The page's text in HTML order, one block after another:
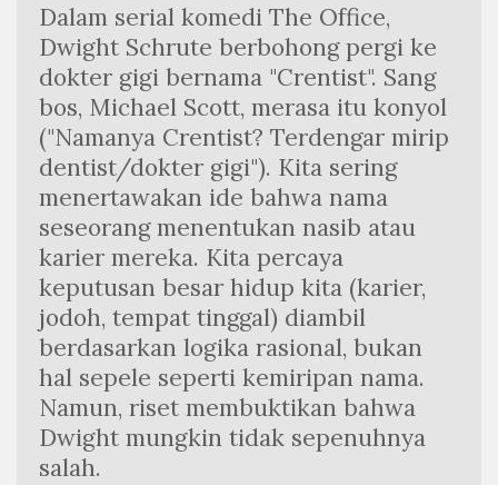
Dalam serial komedi The Office,
Dwight Schrute berbohong pergi ke
dokter gigi bernama "Crentist". Sang
bos, Michael Scott, merasa itu konyol
("Namanya Crentist? Terdengar mirip
dentist/dokter gigi"). Kita sering
menertawakan ide bahwa nama
seseorang menentukan nasib atau
karier mereka. Kita percaya
keputusan besar hidup kita (karier,
jodoh, tempat tinggal) diambil
berdasarkan logika rasional, bukan
hal sepele seperti kemiripan nama.
Namun, riset membuktikan bahwa
Dwight mungkin tidak sepenuhnya
salah.